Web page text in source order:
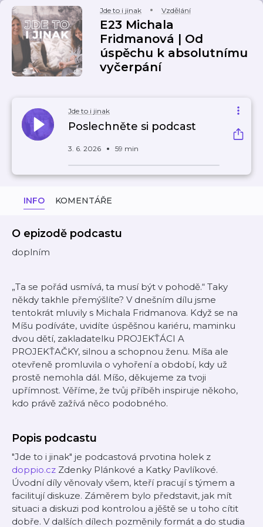
Jde to i jinak Vzdělání
E23 Michala
Fridmanová | Od
úspěchu k absolutnímu
vyčerpání
Jde to i jinak
Poslechněte si podcast
3. 6. 2026 59 min
INFO KOMENTÁŘE
O epizodě podcastu
doplním
„Ta se pořád usmívá, ta musí být v pohodě.“ Taky
někdy takhle přemýšlíte? V dnešním dílu jsme
tentokrát mluvily s Michala Fridmanova. Když se na
Míšu podíváte, uvidíte úspěšnou kariéru, maminku
dvou dětí, zakladatelku PROJEKŤÁCI A
PROJEKŤAČKY, silnou a schopnou ženu. Míša ale
otevřeně promluvila o vyhoření a období, kdy už
prostě nemohla dál. Míšo, děkujeme za tvoji
upřímnost. Věříme, že tvůj příběh inspiruje někoho,
kdo právě zažívá něco podobného.
Popis podcastu
"Jde to i jinak" je podcastová prvotina holek z
doppio.cz Zdenky Plánkové a Katky Pavlíkové.
Úvodní díly věnovaly všem, kteří pracují s týmem a
facilitují diskuze. Záměrem bylo představit, jak mít
situaci a diskuzi pod kontrolou a jěště se u toho cítit
dobře. V dalších dílech pozměnily formát a do studia